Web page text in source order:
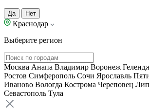
Да Нет
Краснодар
Выберите регион
Москва Анапа Владимир Воронеж
Ростов Симферополь Сочи Ярославль
Иваново Вологда Кострома Череповец
Севастополь Тула